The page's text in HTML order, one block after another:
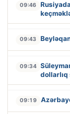
09:46
09:43
09:34
dollarlıq
09:19